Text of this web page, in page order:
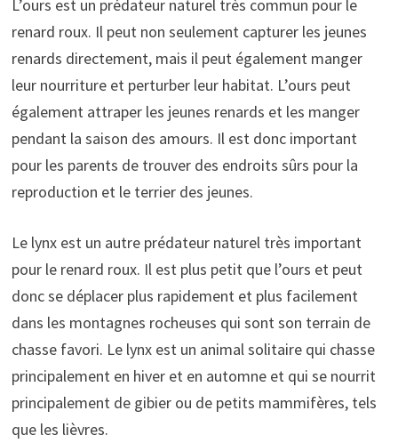
L’ours est un prédateur naturel très commun pour le
renard roux. Il peut non seulement capturer les jeunes
renards directement, mais il peut également manger
leur nourriture et perturber leur habitat. L’ours peut
également attraper les jeunes renards et les manger
pendant la saison des amours. Il est donc important
pour les parents de trouver des endroits sûrs pour la
reproduction et le terrier des jeunes.
Le lynx est un autre prédateur naturel très important
pour le renard roux. Il est plus petit que l’ours et peut
donc se déplacer plus rapidement et plus facilement
dans les montagnes rocheuses qui sont son terrain de
chasse favori. Le lynx est un animal solitaire qui chasse
principalement en hiver et en automne et qui se nourrit
principalement de gibier ou de petits mammifères, tels
que les lièvres.